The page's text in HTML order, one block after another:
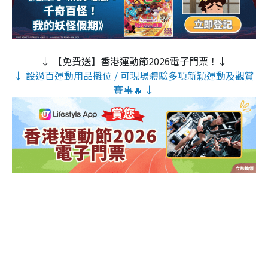
↓ 【免費送】香港運動節2026電子門票！↓
↓ 設過百運動用品攤位 / 可現場體驗多項新穎運動及觀賞
賽事🔥 ↓